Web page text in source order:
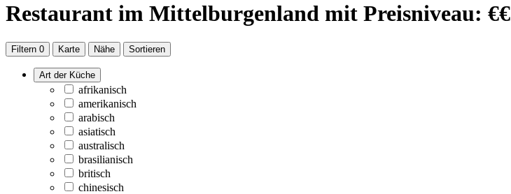
Restaurant im Mittelburgenland mit Preisniveau: €€
Filtern 0 Karte Nähe Sortieren
Art der Küche
afrikanisch
amerikanisch
arabisch
asiatisch
australisch
brasilianisch
britisch
chinesisch